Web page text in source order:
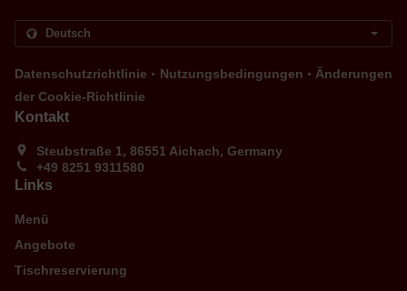
Datenschutzrichtlinie . Nutzungsbedingungen . Änderungen
der Cookie-Richtlinie
Kontakt
Steubstraße 1, 86551 Aichach, Germany
+49 8251 9311580
Links
Menü
Angebote
Tischreservierung